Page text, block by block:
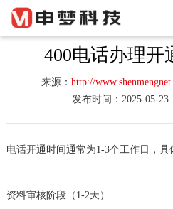
400电话办理开
来源： http://
发布时间：2025-05-23
电话开通时间通常为‌1-3个工作日‌，具
资料审核阶段‌（1-2天）